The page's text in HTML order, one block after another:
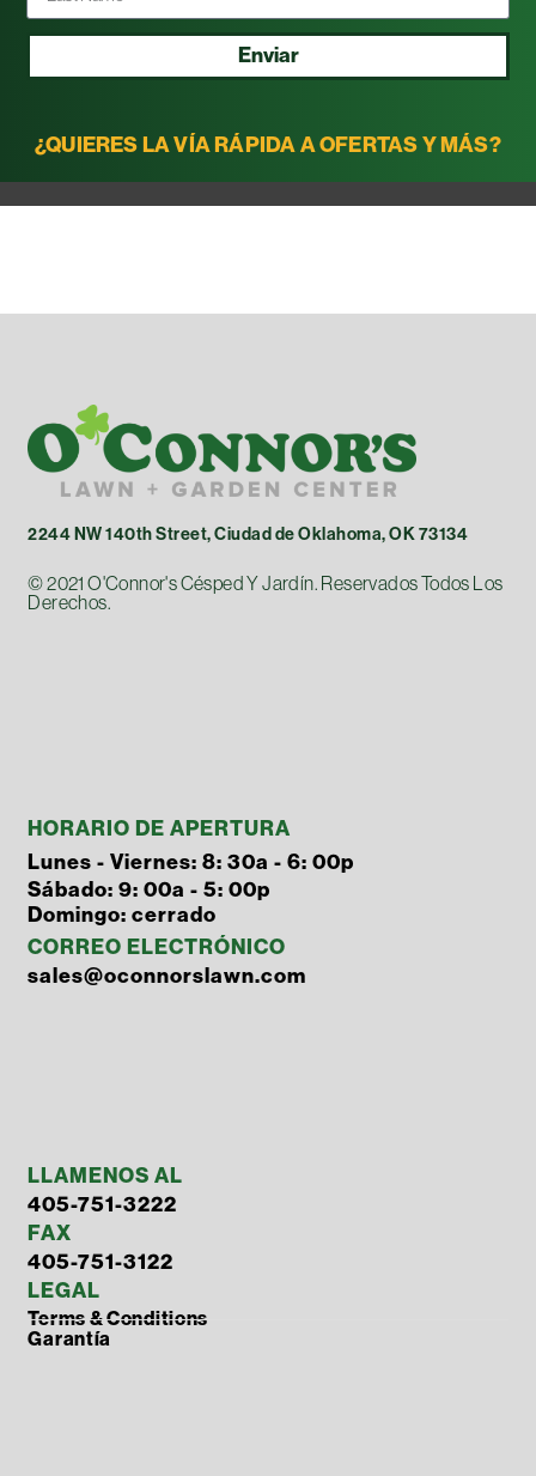
¿QUIERES LA VÍA RÁPIDA A OFERTAS Y MÁS?
Enviar
2244 NW 140th Street, Ciudad de Oklahoma, OK 73134
© 2021 O'Connor's Césped Y Jardín. Reservados Todos Los
Derechos.
HORARIO DE APERTURA
Lunes - Viernes: 8: 30a - 6: 00p
Sábado: 9: 00a - 5: 00p
Domingo: cerrado
CORREO ELECTRÓNICO
sales@oconnorslawn.com
LLAMENOS AL
405-751-3222
FAX
405-751-3122
LEGAL
Terms & Conditions
Garantía